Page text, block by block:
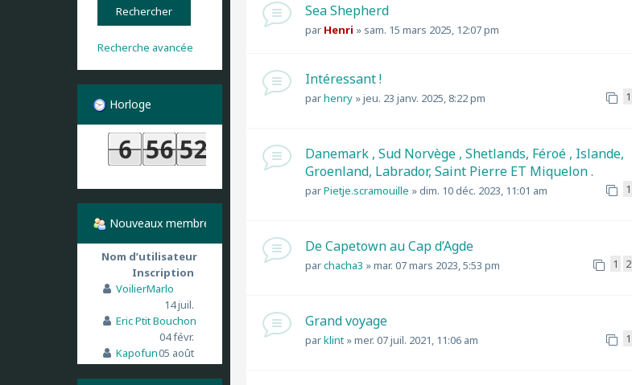
Sea Shepherd
par Henri » sam. 15 mars 2025, 12:07 pm
Intéressant !
parhenry »jeu. 23 janv. 2025, 8:22 pm 1
Danemark , Sud Norvège , Shetlands, Féroé , Islande,
Groenland, Labrador, Saint Pierre ET Miquelon .
parPietje.scramouille »dim. 10 déc. 2023, 11:01 am 1
De Capetown au Cap d’Agde
parchacha3 »mar. 07 mars 2023, 5:53 pm 1 2
Grand voyage
parklint »mer. 07 juil. 2021, 11:06 am 1
Recherche avancée
Horloge
Nouveaux membres
Nom d’utilisateur
Inscription
VoilierMarlo
14 juil.
Eric Ptit Bouchon
04 févr.
Kapofun05 août